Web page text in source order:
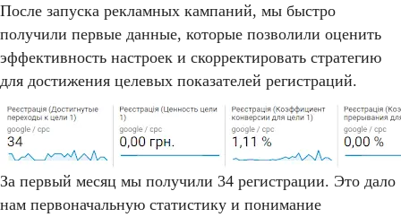
После запуска рекламных кампаний, мы быстро
получили первые данные, которые позволили оценить
эффективность настроек и скорректировать стратегию
для достижения целевых показателей регистраций.
За первый месяц мы получили 34 регистрации. Это дало
нам первоначальную статистику и понимание